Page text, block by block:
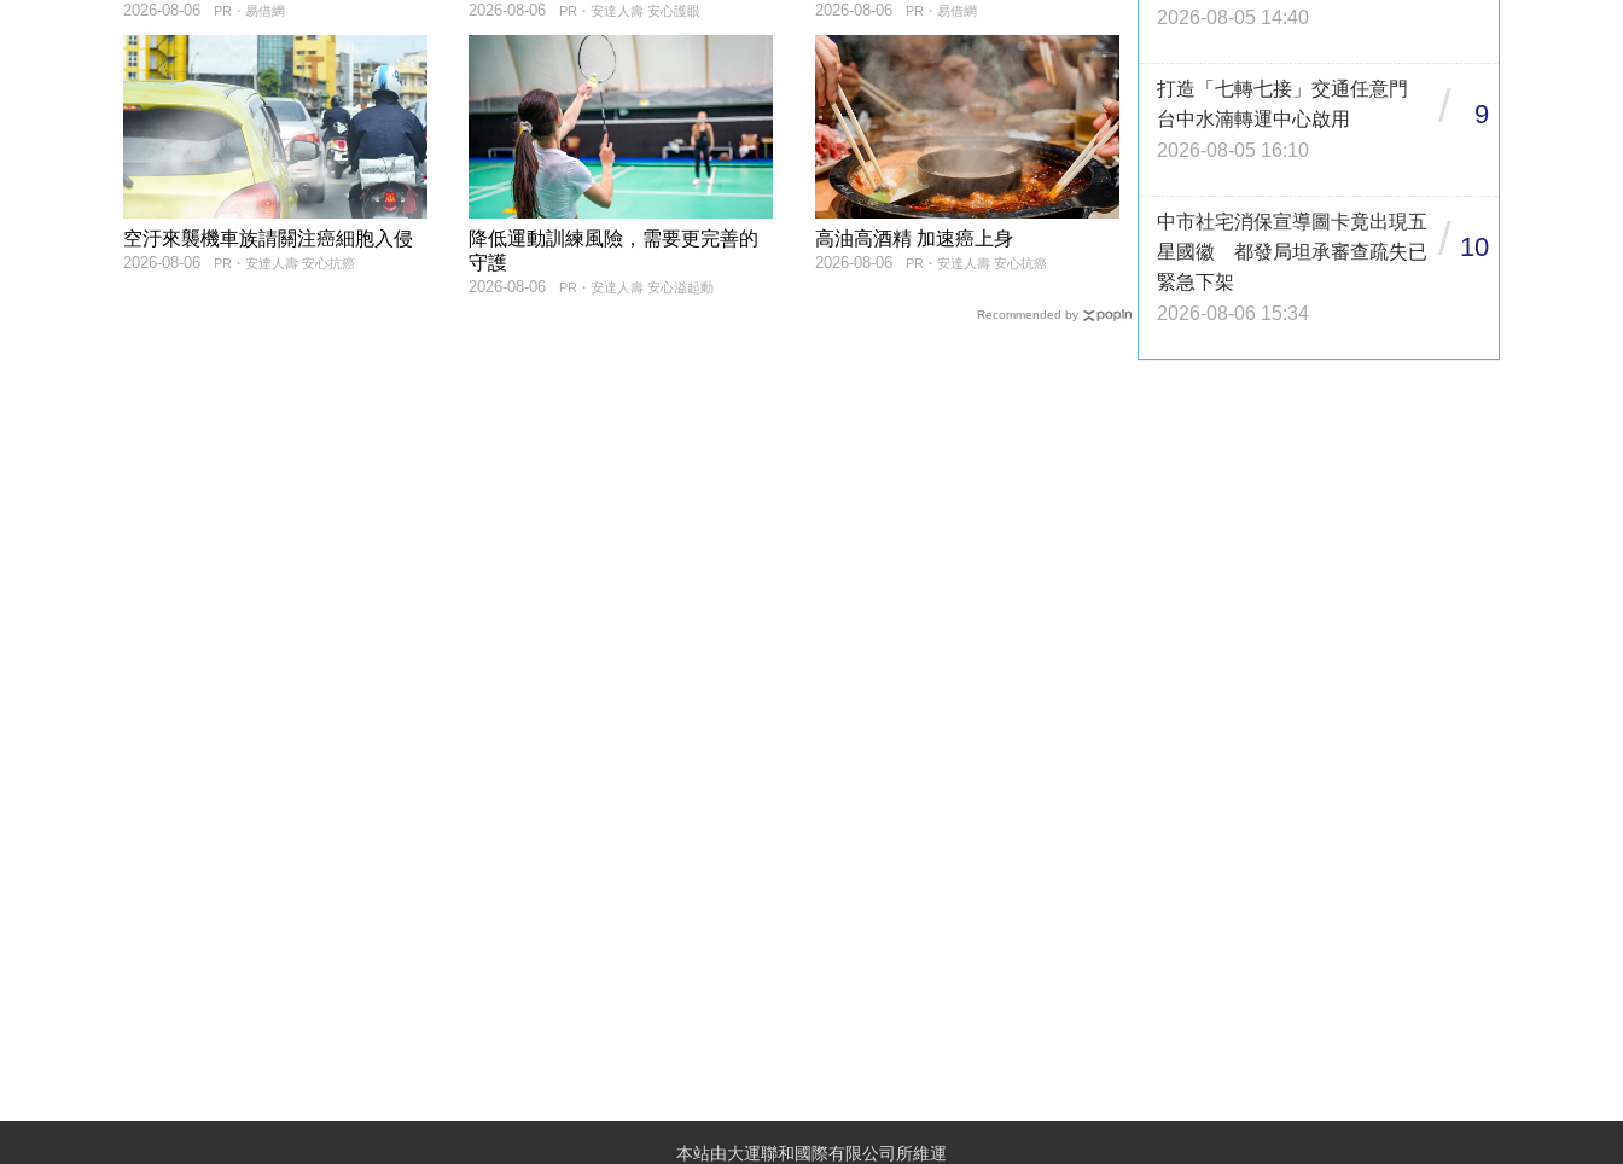
PR・易借網
2026-08-06 PR・安達人壽 安心護眼
2026-08-06 PR・易借網
2026-08-06
空汙來襲機車族請關注癌細胞入侵
PR・安達人壽 安心抗癌
2026-08-06
降低運動訓練風險，需要更完善的
守護
PR・安達人壽 安心溢起動
2026-08-06
高油高酒精 加速癌上身
PR・安達人壽 安心抗癌
2026-08-06
Recommended by
2026-08-05 14:40
打造「七轉七接」交通任意門
台中水湳轉運中心啟用
2026-08-05 16:10
/ 9
中市社宅消保宣導圖卡竟出現五
星國徽 都發局坦承審查疏失已
緊急下架
2026-08-06 15:34
/ 10
本站由大運聯和國際有限公司所維運